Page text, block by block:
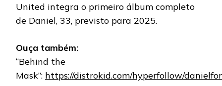
United integra o primeiro álbum completo
de Daniel, 33, previsto para 2025.
Ouça também:
“Behind the
Mask”: https://distrokid.com/hyperfollow/